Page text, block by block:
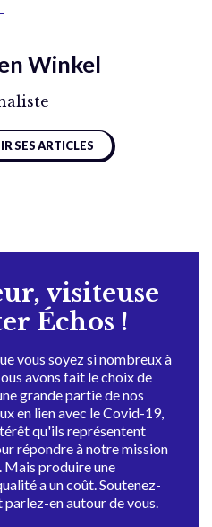
Winkel
SES ARTICLES
visiteuse
Échos !
vous soyez si nombreux à
avons fait le choix de
grande partie de nos
en lien avec le Covid-19,
qu'ils représentent
répondre à notre mission
Mais produire une
a un coût. Soutenez-
en autour de vous.